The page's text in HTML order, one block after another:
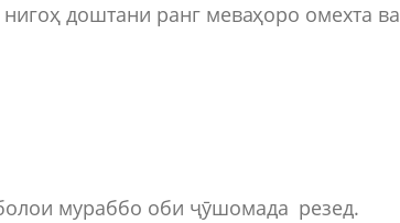
доштани ранг меваҳоро омехта ва
мураббо оби ҷӯшомада резед.